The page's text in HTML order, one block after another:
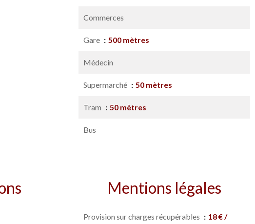
Commerces
Gare 500 mètres
Médecin
Supermarché 50 mètres
Tram 50 mètres
Bus
Mentions légales
Provision sur charges récupérables
18 € /